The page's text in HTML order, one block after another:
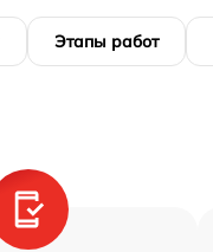
Этапы работ